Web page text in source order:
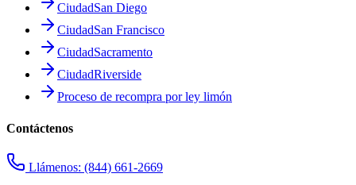
CiudadSan Diego
CiudadSan Francisco
CiudadSacramento
CiudadRiverside
Proceso de recompra por ley limón
Contáctenos
Llámenos: (844) 661-2669